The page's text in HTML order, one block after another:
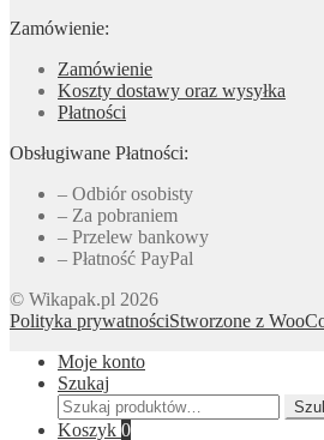
Zamówienie:
Zamówienie
Koszty dostawy oraz wysyłka
Płatności
Obsługiwane Płatności:
– Odbiór osobisty
– Za pobraniem
– Przelew bankowy
– Płatność PayPal
© Wikapak.pl 2026
Polityka prywatnościStworzone z
Moje konto
Szukaj
Szukaj:
Koszyk 0